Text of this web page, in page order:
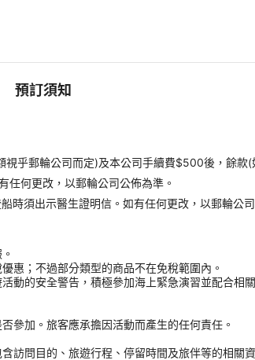
預訂須知
乎郵輪公司而定)及本公司手續費$500後，餘款(
任何更改，以郵輪公司公佈為準。
須出示醫生證明信。如有任何更改，以郵輪公司
惠；不過部分類型的商品不在免稅範圍內。
動的安全警告，積極參加海上緊急演習並配合相
參加。旅客應承擔因活動而產生的任何責任。
訪問目的、旅遊行程、停留時間及旅伴等的相關資